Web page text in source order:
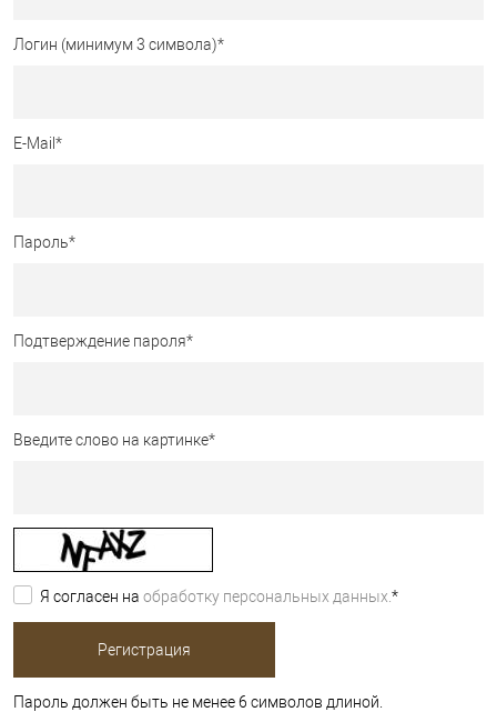
Логин (минимум 3 символа)*
E-Mail *
Пароль*
Подтверждение пароля*
Введите слово на картинке*
Я согласен на обработку персональных данных. *
Пароль должен быть не менее 6 символов длиной.